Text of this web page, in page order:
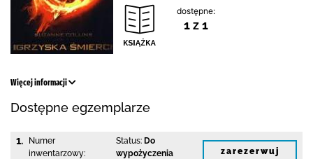
dostępne:
1 z 1
Więcej informacji
Dostępne egzemplarze
1.
Numer
inwentarzowy:
Status: Do
wypożyczenia
zarezerwuj